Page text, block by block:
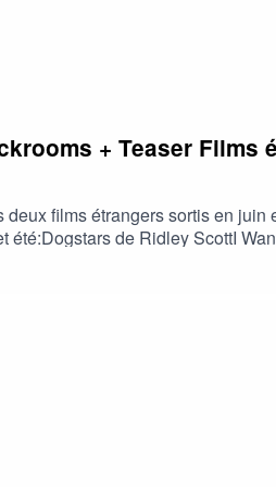
+ Teaser Films
films étrangers sortis en juin
de Ridley ScottI
Bertrand Usclat et Martin
cinéma) Arthur Cios du